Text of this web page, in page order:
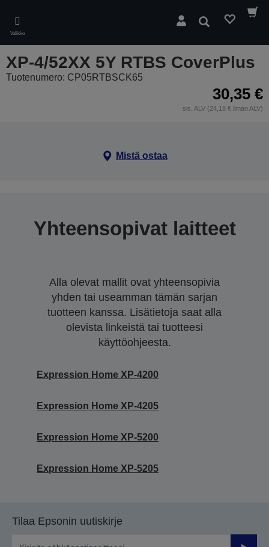
main
content
Valikko
Hae
XP-4/52XX 5Y RTBS CoverPlus
Tuotenumero: CP05RTBSCK65
30,35 €
sis. ALV (24,18 € ilman ALV)
Mistä ostaa
Yhteensopivat laitteet
Alla olevat mallit ovat yhteensopivia
yhden tai useamman tämän sarjan
tuotteen kanssa. Lisätietoja saat alla
olevista linkeistä tai tuotteesi
käyttöohjeesta.
Expression Home XP-4200
Expression Home XP-4205
Expression Home XP-5200
Expression Home XP-5205
Tilaa Epsonin uutiskirje